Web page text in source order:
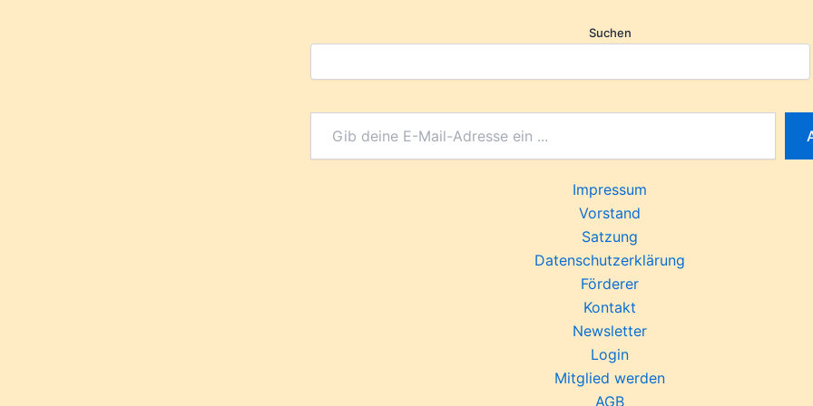
Suchen
Impressum
Vorstand
Satzung
Datenschutzerklärung
Förderer
Kontakt
Newsletter
Login
Mitglied werden
AGB